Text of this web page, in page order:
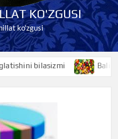
KO'ZGUSI
ko'zgusi
bilasizmi Baliqko’z